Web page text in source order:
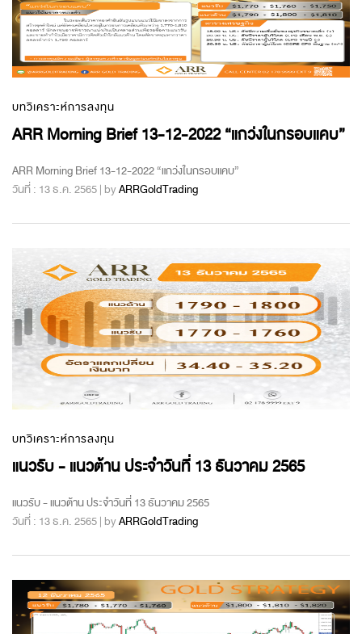
บทวิเคราะห์การลงทุน
ARR Morning Brief 13-12-2022 “แกว่งในกรอบแคบ”
ARR Morning Brief 13-12-2022 “แกว่งในกรอบแคบ”
วันที่ : 13 ธ.ค. 2565 | byARRGoldTrading
บทวิเคราะห์การลงทุน
แนวรับ - แนวต้าน ประจำวันที่ 13 ธันวาคม 2565
แนวรับ - แนวต้าน ประจำวันที่ 13 ธันวาคม 2565
วันที่ : 13 ธ.ค. 2565 | byARRGoldTrading